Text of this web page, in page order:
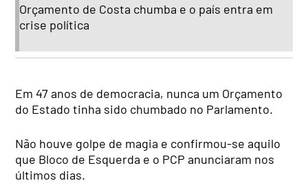
Orçamento de Costa chumba e o país entra em
crise política
Em 47 anos de democracia, nunca um Orçamento
do Estado tinha sido chumbado no Parlamento.
Não houve golpe de magia e confirmou-se aquilo
que Bloco de Esquerda e o PCP anunciaram nos
últimos dias.